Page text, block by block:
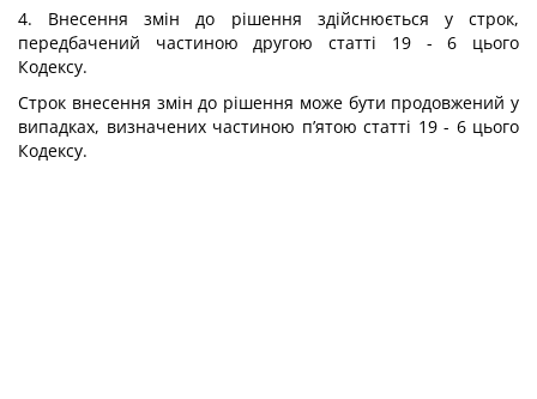
4. Внесення змін до рішення здійснюється у строк,
передбачений частиною другою статті 19 - 6 цього
Кодексу.
Строк внесення змін до рішення може бути продовжений у
випадках, визначених частиною п’ятою статті 19 - 6 цього
Кодексу.